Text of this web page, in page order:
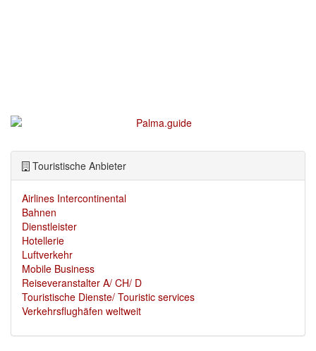
Touristische Anbieter
Airlines Intercontinental
Bahnen
Dienstleister
Hotellerie
Luftverkehr
Mobile Business
Reiseveranstalter A/ CH/ D
Touristische Dienste/ Touristic services
Verkehrsflughäfen weltweit